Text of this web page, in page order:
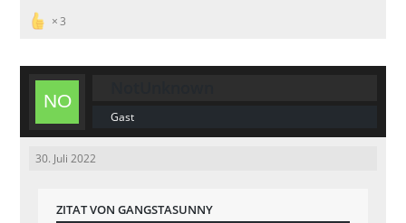
3
Gast
30. Juli 2022
ZITAT VON GANGSTASUNNY